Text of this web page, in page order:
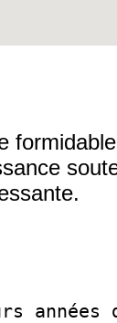
formidable